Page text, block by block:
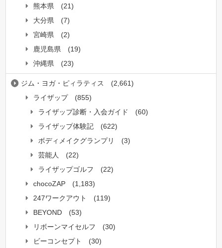
熊本県
(21)
大分県
(7)
宮崎県
(2)
鹿児島県
(19)
沖縄県
(23)
ジム・ヨガ・ピィラティス
(2,661)
ライザップ
(855)
ライザップ診断・入会ガイド
(60)
ライザップ体験記
(622)
ボディメイクグランプリ
(3)
芸能人
(22)
ライザップゴルフ
(22)
chocoZAP
(1,183)
247ワークアウト
(119)
BEYOND
(53)
リボーンマイセルフ
(30)
ビーコンセプト
(30)